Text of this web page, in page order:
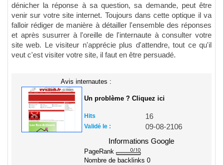
dénicher la réponse à sa question, sa demande, peut être
venir sur votre site internet. Toujours dans cette optique il va
falloir rédiger de manière à détailler l'ensemble des réponses
et après susurrer à l'oreille de l'internaute à consulter votre
site web. Le visiteur n'apprécie plus d'attendre, tout ce qu'il
veut c'est visiter votre site, il faut en être persuadé.
Avis internautes :
Un problème ? Cliquez ici
Hits 16
Validé le :
09-08-2106
Informations Google
PageRank
Nombre de backlinks 0